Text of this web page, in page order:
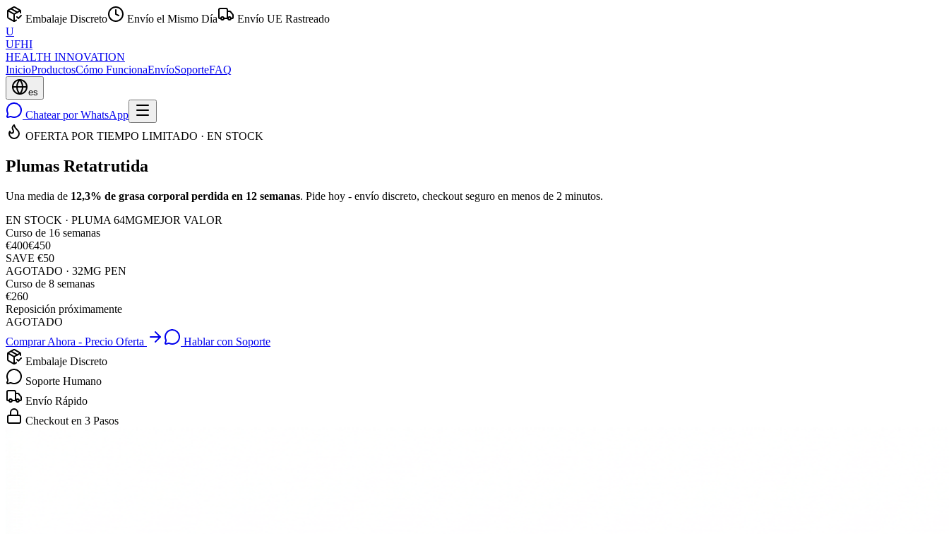
Embalaje Discreto Envío el Mismo Día
Envío UE Rastreado
U
UFHI
HEALTH INNOVATION
InicioProductosCómo FuncionaEnvíoSoporteFAQ
es
Chatear por WhatsApp
OFERTA POR TIEMPO LIMITADO · EN STOCK
Plumas Retatrutida
Una media de 12,3% de grasa corporal perdida en 12 semanas. Pide hoy - envío discreto, checkout seguro en menos de 2 minutos.
EN STOCK · PLUMA 64MGMEJOR VALOR
Curso de 16 semanas
€400€450
SAVE €50
AGOTADO · 32MG PEN
Curso de 8 semanas
€260
Reposición próximamente
AGOTADO
Comprar Ahora - Precio Oferta
Hablar con Soporte
Embalaje Discreto
Soporte Humano
Envío Rápido
Checkout en 3 Pasos